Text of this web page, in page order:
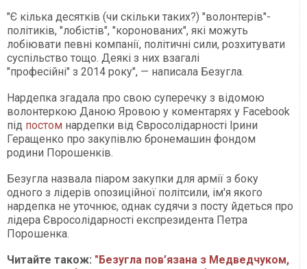
"Є кілька десятків (чи скільки таких?) "волонтерів"-
політиків, "лобістів", "коронованих", які можуть
лобіювати певні компанії, політичні сили, розхитувати
суспільство тощо. Деякі з них взагалі
"професійні" з 2014 року", — написала Безугла.
Нардепка згадала про свою суперечку з відомою
волонтеркою Даною Яровою у коментарях у Facebook
під постом нардепки від Євросолідарності Ірини
Геращенко про закупівлю бронемашин фондом
родини Порошенків.
Безугла назвала піаром закупки для армії з боку
одного з лідерів опозиційної політсили, ім'я якого
нардепка не уточнює, однак судячи з посту йдеться про
лідера Євросолідарності експрезидента Петра
Порошенка.
Читайте також: "Безугла пов’язана з Медведчуком,